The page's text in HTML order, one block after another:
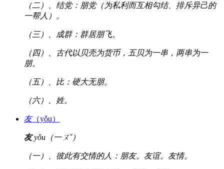
（二）、结党：朋党（为私利而互相勾结、排斥异己的
一帮人）。
（三）、成群：群居朋飞。
（四）、古代以贝壳为货币，五贝为一串，两串为一
朋。
（五）、比：硬大无朋。
（六）、姓。
友（yǒu）
友yǒu（一ㄡˇ）
（一）、彼此有交情的人：朋友。友谊。友情。